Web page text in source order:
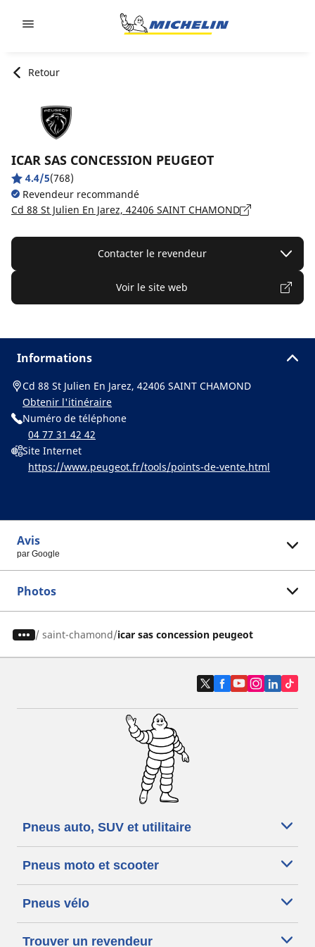
Retour
ICAR SAS CONCESSION PEUGEOT
4.4/5(768)
Revendeur recommandé
Cd 88 St Julien En Jarez, 42406 SAINT CHAMOND
Contacter le revendeur
Voir le site web
Informations
Cd 88 St Julien En Jarez, 42406 SAINT CHAMOND
Obtenir l'itinéraire
Numéro de téléphone
04 77 31 42 42
Site Internet
https://www.peugeot.fr/tools/points-de-vente.html
Avis
par Google
Photos
/ saint-chamond icar sas concession peugeot
Pneus auto, SUV et utilitaire
Pneus moto et scooter
Pneus vélo
Trouver un revendeur